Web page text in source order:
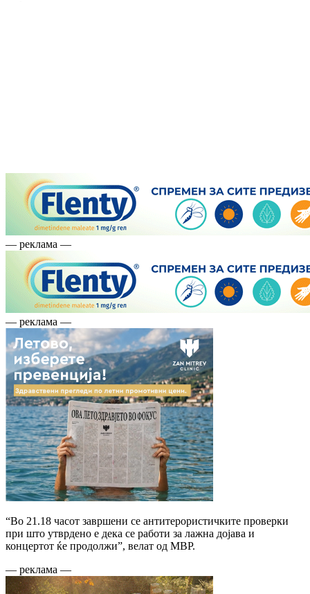
— реклама —
— реклама —
“Во 21.18 часот завршени се антитерористичките проверки
при што утврдено е дека се работи за лажна дојава и
концертот ќе продолжи”, велат од МВР.
— реклама —